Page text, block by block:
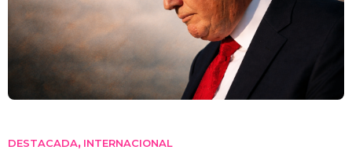
DESTACADA, INTERNACIONAL